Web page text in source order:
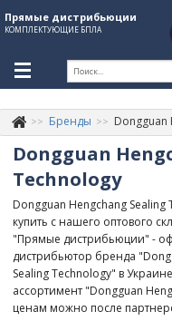
Прямые дистрибьюции
КОМПЛЕКТУЮЩИЕ БПЛА
+380507774092
Информация о компании
About Company
Обзоры
Категории
Бренды
Бренды Dongguan
Dongguan
Technology
Dongguan Hengchang
купить с нашего оптового
"Прямые дистрибьюции" -
дистрибьютор бренда
Sealing Technology" в
ассортимент "Dongguan
ценам можно после